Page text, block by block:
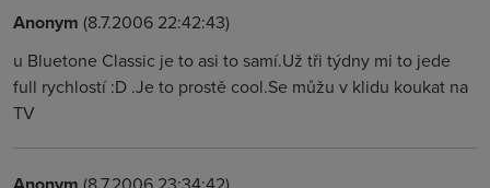
Anonym (8.7.2006 22:42:43)
u Bluetone Classic je to asi to samí.Už tři týdny mi to jede
full rychlostí :D .Je to prostě cool.Se můžu v klidu koukat na
TV